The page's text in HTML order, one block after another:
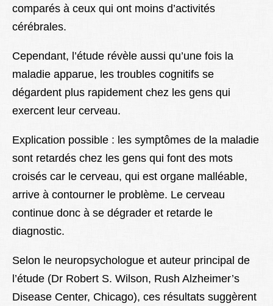
comparés à ceux qui ont moins d’activités
cérébrales.
Cependant, l’étude révèle aussi qu’une fois la
maladie apparue, les troubles cognitifs se
dégardent plus rapidement chez les gens qui
exercent leur cerveau.
Explication possible : les symptômes de la maladie
sont retardés chez les gens qui font des mots
croisés car le cerveau, qui est organe malléable,
arrive à contourner le problème. Le cerveau
continue donc à se dégrader et retarde le
diagnostic.
Selon le neuropsychologue et auteur principal de
l’étude (Dr Robert S. Wilson, Rush Alzheimer’s
Disease Center, Chicago), ces résultats suggèrent